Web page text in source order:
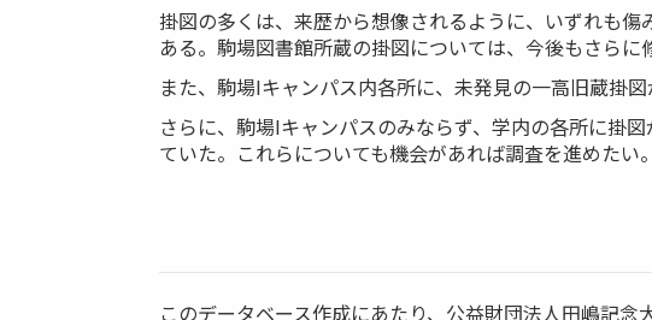
掛図の多くは、来歴から想像されるように、いずれも
ある。駒場図書館所蔵の掛図については、今後もさらに
また、駒場Iキャンパス内各所に、未発見の一高旧蔵掛
さらに、駒場Iキャンパスのみならず、学内の各所に掛
ていた。これらについても機会があれば調査を進めたい。
このデータベース作成にあたり、公益財団法人田嶋記